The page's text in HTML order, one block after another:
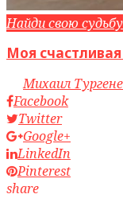
Найди свою судьбу
Моя
byМихаил
Facebook
Twitter
Google+
LinkedIn
Pinterest
share